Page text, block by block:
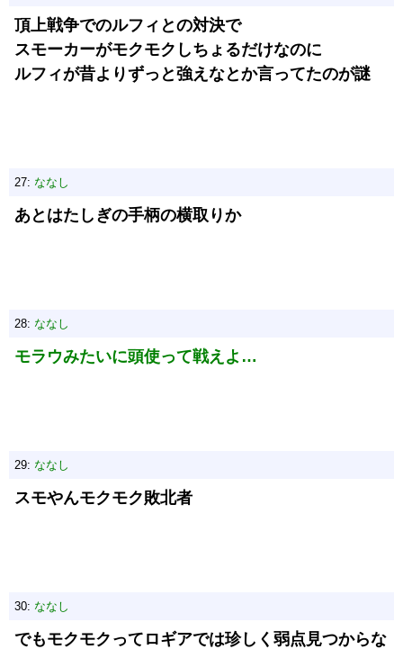
頂上戦争でのルフィとの対決で
スモーカーがモクモクしちょるだけなのに
ルフィが昔よりずっと強えなとか言ってたのが謎
27: ななし
あとはたしぎの手柄の横取りか
28: ななし
モラウみたいに頭使って戦えよ…
29: ななし
スモやんモクモク敗北者
30: ななし
でもモクモクってロギアでは珍しく弱点見つからな